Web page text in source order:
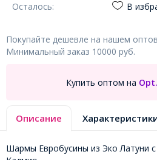
Осталось:
В
Покупайте дешевле на нашем
Минимальный заказ 10000 руб.
Купить оптом на
Описание
Шармы Евробусины из Эко Латуни